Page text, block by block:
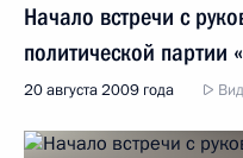
Начало встречи с
политической партии
20 августа 2009 года